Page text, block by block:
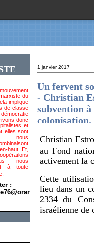
du
implique
de classe
donc
et
elles sont
nous
haut. Et,
nous
à toute
:
1 janvier 2017
Un fervent
- Christian
subvention
colonisation.
Christian
au Fond
activement la
Cette
lieu dans un
2334 du
israélienne de